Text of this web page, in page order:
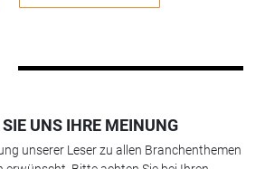
UNS IHRE MEINUNG
unserer Leser zu allen Branchenthemen